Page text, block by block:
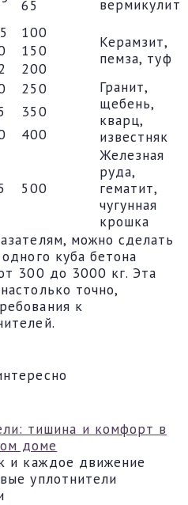
вермикулит
65
100
Керамзит,
пемза, туф
150
200
250
Гранит,
щебень,
кварц,
известняк
350
400
500
Железная
руда,
гематит,
чугунная
крошка
можно сделать
куба бетона
300 до 3000 кг. Эта
точно,
к
тишина и комфорт в
доме
и каждое движение
уплотнители